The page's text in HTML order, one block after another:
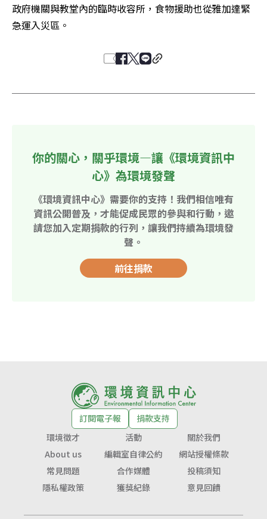
政府機關與教堂內的臨時收容所，食物援助也從雅加達緊
急運入災區。
你的關心，關乎環境—讓《環境資訊中
心》為環境發聲
《環境資訊中心》需要你的支持！我們相信唯有
資訊公開普及，才能促成民眾的參與和行動，邀
請您加入定期捐款的行列，讓我們持續為環境發
聲。
前往捐款
訂閱電子報
捐款支持
環境徵才
活動
關於我們
About us
編輯室自律公約
網站授權條款
常見問題
合作媒體
投稿須知
隱私權政策
獲獎紀錄 意見回饋